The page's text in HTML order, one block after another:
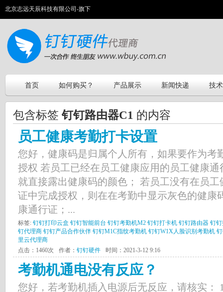
北京志远天辰科技有限公司-旗下
首页 如何购买？ 产品展示 新闻快递 技
包含标签钉钉路由器C1 的内容
员工健康考勤打卡设置
您好，健康码是归属个人所有，如果要作为考
授权 若员工已经在员工健康应用的员工健康
就直接露出健康码的颜色； 若员工没有在员
证中完成授权，则在在考勤中显示灰色的健康
康通行证；...
标签: 钉钉打印云盒 钉钉智能前台 钉钉考勤机M2 钉钉打卡机 钉钉路由器 钉
钉代理商 钉钉产品合作伙伴 钉钉M1C指纹考勤机 钉钉W1X人脸识别考勤机
里云代理商
点击：1460次
作者： 钉钉硬件 时间：2021-3-12 9:16
考勤机通电没有反应？
您好，若考勤机插入电源后无反应，请核实：